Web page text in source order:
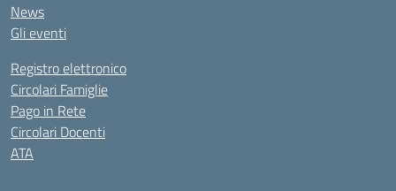
News
Gli eventi
Registro elettronico
Circolari Famiglie
Pago in Rete
Circolari Docenti
ATA